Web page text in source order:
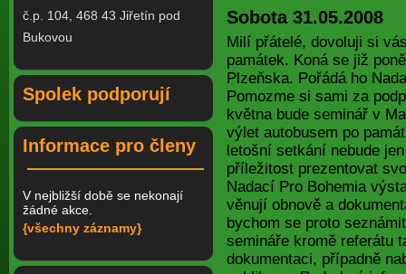
č.p. 104, 468 43 Jiřetín pod
Bukovou
Spolek podporují
Informace pro členy
V nejbližší době se nekonají
žádné akce.
{všechny záznamy}
Sobota 31.05.2008
Milí přátelé, dovoluji si
památek. Koná se již
Plzeňska. Pořádá ho
Pomozme si sami za
května bude seminář v
výlet autobusem po
letošní setkání nebude
příležitost prezentovat
Nadací Pro Bohemia
věnují obnově a
bychom se proto
semináře kromě referátu
dokumentaci, případně